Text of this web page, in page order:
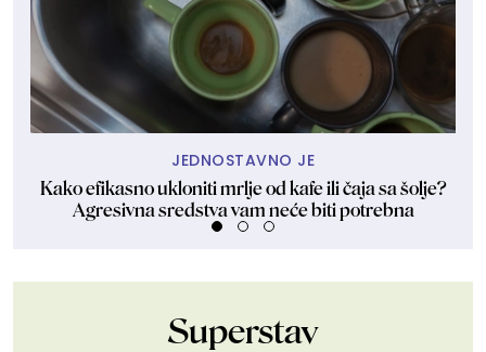
JEDNOSTAVNO JE
Kako efikasno ukloniti mrlje od kafe ili čaja sa šolje?
Agresivna sredstva vam neće biti potrebna
Superstav